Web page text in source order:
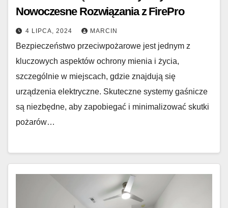
Nowoczesne Rozwiązania z FirePro
4 LIPCA, 2024 MARCIN
Bezpieczeństwo przeciwpożarowe jest jednym z
kluczowych aspektów ochrony mienia i życia,
szczególnie w miejscach, gdzie znajdują się
urządzenia elektryczne. Skuteczne systemy gaśnicze
są niezbędne, aby zapobiegać i minimalizować skutki
pożarów…